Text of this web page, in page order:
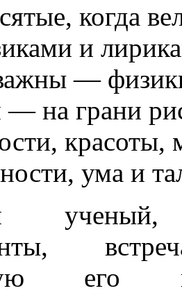
когда
и
—
на грани
ума и
его